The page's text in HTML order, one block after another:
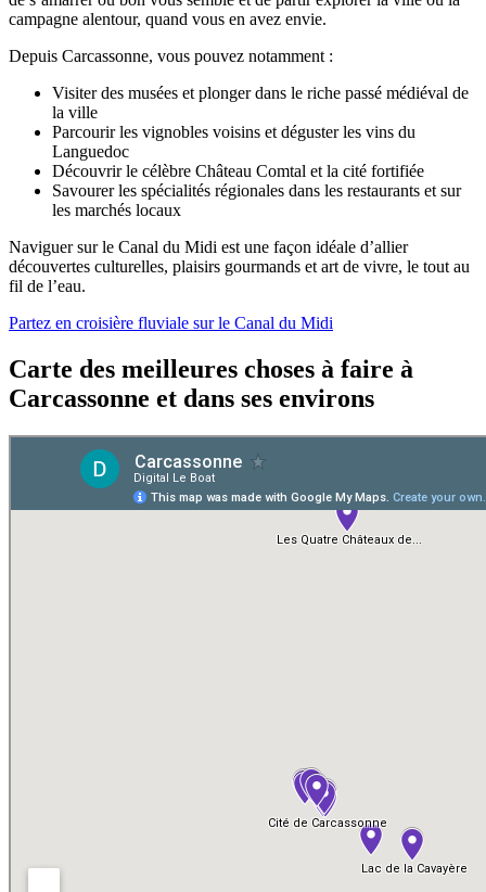
campagne alentour, quand vous en avez envie.
Depuis Carcassonne, vous pouvez notamment :
Visiter des musées et plonger dans le riche passé médiéval de
la ville
Parcourir les vignobles voisins et déguster les vins du
Languedoc
Découvrir le célèbre Château Comtal et la cité fortifiée
Savourer les spécialités régionales dans les restaurants et sur
les marchés locaux
Naviguer sur le Canal du Midi est une façon idéale d’allier
découvertes culturelles, plaisirs gourmands et art de vivre, le tout au
fil de l’eau.
Partez en croisière fluviale sur le Canal du Midi
Carte des meilleures choses à faire à
Carcassonne et dans ses environs